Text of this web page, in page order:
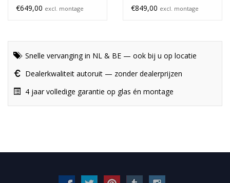
€649,00 excl. montage
€849,00 excl. montage
Snelle vervanging in NL & BE — ook bij u op locatie
Dealerkwaliteit autoruit — zonder dealerprijzen
4 jaar volledige garantie op glas én montage